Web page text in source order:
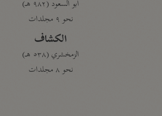
أبو السعود (٩٨٢ هـ)
نحو ٩ مجلدات
الكشاف
الزمخشري (٥٣٨ هـ)
نحو ٨ مجلدات